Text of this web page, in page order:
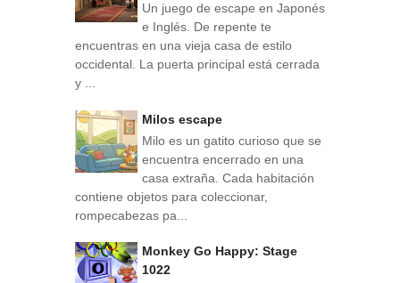
Un juego de escape en Japonés
e Inglés. De repente te
encuentras en una vieja casa de estilo
occidental. La puerta principal está cerrada
y ...
Milos escape
Milo es un gatito curioso que se
encuentra encerrado en una
casa extraña. Cada habitación
contiene objetos para coleccionar,
rompecabezas pa...
Monkey Go Happy: Stage
1022